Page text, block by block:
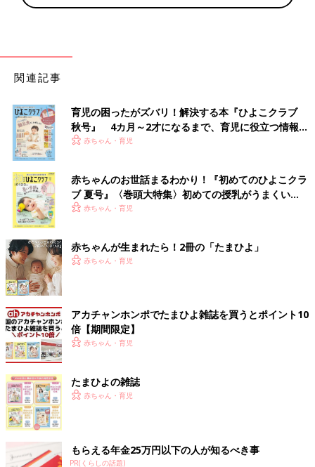
関連記事
育児の困ったがズバリ！解決する本『ひよこクラブ
秋号』 4カ月～2才になるまで、育児に役立つ情報が
いっぱい！
赤ちゃん・育児
赤ちゃんのお世話まるわかり！『初めてのひよこクラ
ブ 夏号』〈巻頭大特集〉初めての授乳がうまくい
く！ おっぱい・ミルクの基本と夏のトラブル 解決テ
赤ちゃん・育児
赤ちゃんが生まれたら！2冊の「たまひよ」
赤ちゃん・育児
アカチャンホンポでたまひよ雑誌を買うとポイント10
倍【期間限定】
赤ちゃん・育児
たまひよの雑誌
赤ちゃん・育児
もらえる年金25万円以下の人が知るべき事
PR(くらしの話題)